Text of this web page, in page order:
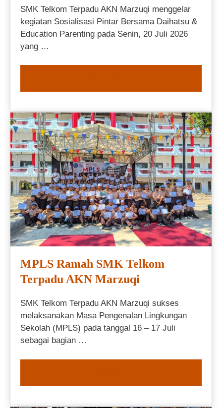
SMK Telkom Terpadu AKN Marzuqi menggelar
kegiatan Sosialisasi Pintar Bersama Daihatsu &
Education Parenting pada Senin, 20 Juli 2026
yang …
MPLS Ramah SMK Telkom
Terpadu AKN Marzuqi
SMK Telkom Terpadu AKN Marzuqi sukses
melaksanakan Masa Pengenalan Lingkungan
Sekolah (MPLS) pada tanggal 16 – 17 Juli
sebagai bagian …